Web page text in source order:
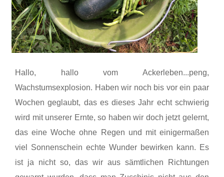
Hallo, hallo vom Ackerleben...peng,
Wachstumsexplosion. Haben wir noch bis vor ein paar
Wochen geglaubt, das es dieses Jahr echt schwierig
wird mit unserer Ernte, so haben wir doch jetzt gelernt,
das eine Woche ohne Regen und mit einigermaßen
viel Sonnenschein echte Wunder bewirken kann. Es
ist ja nicht so, das wir aus sämtlichen Richtungen